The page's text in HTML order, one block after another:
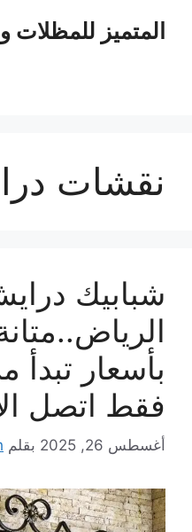
المتميز للمظلات
نقشات
شبابيك
فقط اتصل
أغسطس 26, 2025 بقلم